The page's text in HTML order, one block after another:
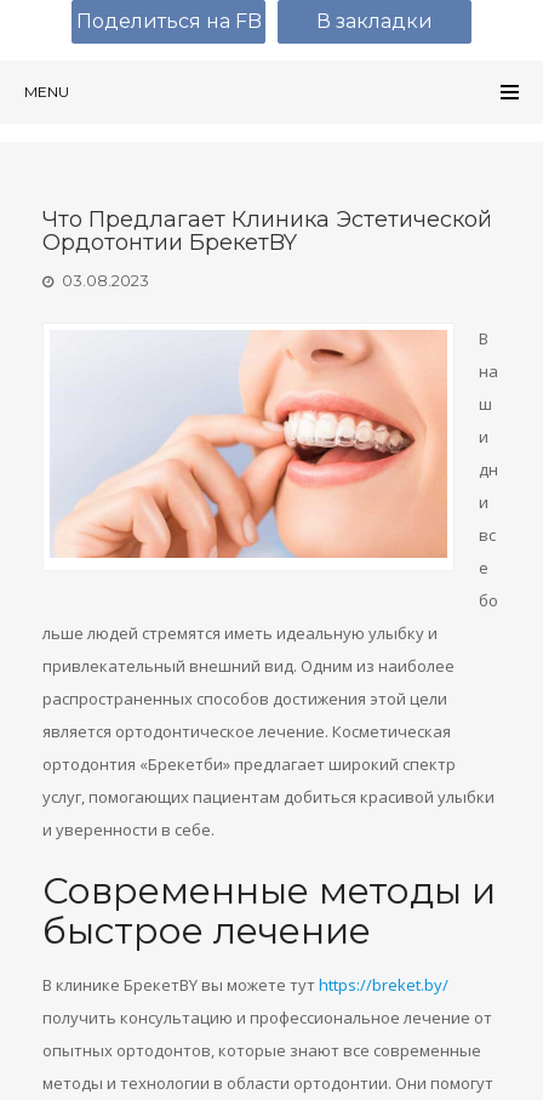
MENU
Что Предлагает Клиника Эстетической
Ордотонтии БрекетBY
03.08.2023
В
на
ш
и
дн
и
вс
е
бо
льше людей стремятся иметь идеальную улыбку и
привлекательный внешний вид. Одним из наиболее
распространенных способов достижения этой цели
является ортодонтическое лечение. Косметическая
ортодонтия «Брекетби» предлагает широкий спектр
услуг, помогающих пациентам добиться красивой улыбки
и уверенности в себе.
Современные методы и
быстрое лечение
В клинике БрекетBY вы можете тутhttps://breket.by/
получить консультацию и профессиональное лечение от
опытных ортодонтов, которые знают все современные
методы и технологии в области ортодонтии. Они помогут
Поделиться на FB В закладки